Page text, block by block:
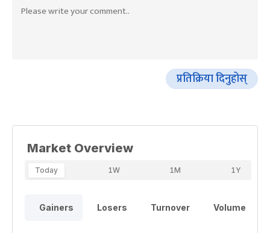
प्रतिक्रिया दिनुहोस्